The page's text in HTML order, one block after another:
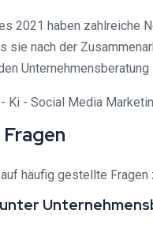
2021 haben zahlreiche
sie nach der
häufig gestellte
unter